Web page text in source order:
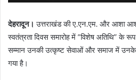
देहरादून।उत्तराखंड की ए.एन.एम. और आशा आशा
स्वतंत्रता दिवस समारोह में “विशेष अतिथि” के
सम्मान उनकी उत्कृष्ट सेवाओं और समाज में उनके
गया है।